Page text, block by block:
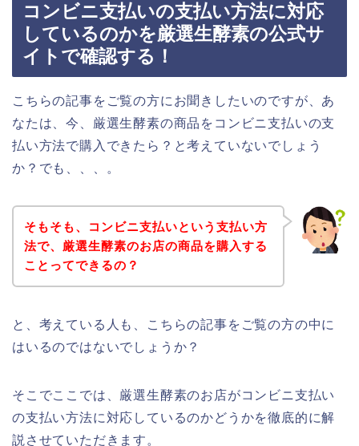
コンビニ支払いの支払い方法に対応
しているのかを厳選生酵素の公式サ
イトで確認する！
こちらの記事をご覧の方にお聞きしたいのですが、あ
なたは、今、厳選生酵素の商品をコンビニ支払いの支
払い方法で購入できたら？と考えていないでしょう
か？でも、、、。
そもそも、コンビニ支払いという支払い方
法で、厳選生酵素のお店の商品を購入する
ことってできるの？
と、考えている人も、こちらの記事をご覧の方の中に
はいるのではないでしょうか？
そこでここでは、厳選生酵素のお店がコンビニ支払い
の支払い方法に対応しているのかどうかを徹底的に解
説させていただきます。